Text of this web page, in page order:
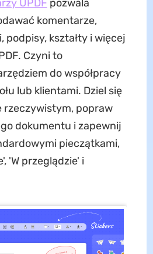
UPDF pozwala
komentarze,
podpisy, kształty i więcej
Czyni to
do współpracy
lub klientami. Dziel się
rzeczywistym, popraw
dokumentu i zapewnij
pieczątkami,
'W przeglądzie' i